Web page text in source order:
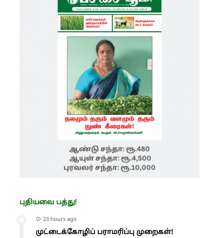
புதியவை பத்து!
23 hours ago
முட்டைக்கோழிப் பராமரிப்பு முறைகள்!